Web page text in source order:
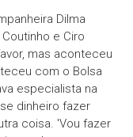
Dilma
e Ciro
mas aconteceu
com o Bolsa
especialista na
dinheiro fazer
coisa. 'Vou fazer